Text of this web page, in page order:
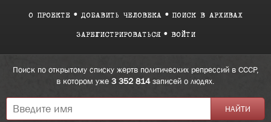
О ПРОЕКТЕ ДОБАВИТЬ ЧЕЛОВЕКА ПОИСК В АРХИВАХ
ЗАРЕГИСТРИРОВАТЬСЯ ВОЙТИ
Поиск по открытому списку жертв политических репрессий в СССР,
в котором уже 3 352 814записей о людях.